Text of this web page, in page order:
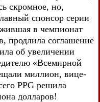
скромное, но,
спонсор серии
в чемпионат
продлила соглашение
об увеличении
«Всемирной
миллион, вице-
PPG решила
долларов!